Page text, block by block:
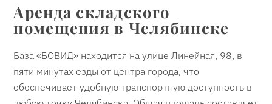
Аренда складского
помещения в Челябинске
База «БОВИД» находится на улице Линейная, 98, в
пяти минутах езды от центра города, что
обеспечивает удобную транспортную доступность в